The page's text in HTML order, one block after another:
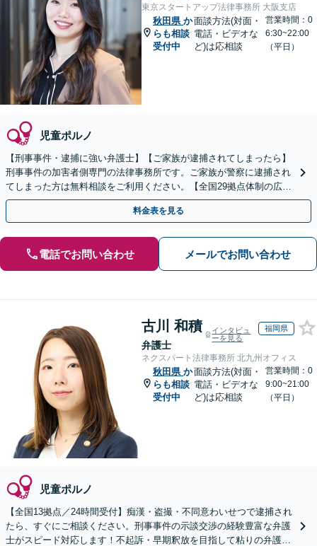
東京スタートアップ法律事務所 大阪支店
秋田県 か
らも相談
受付中
面談方法(対面・
電話・ビデオな
ど)は応相談
営業時間：0
6:30~22:00
（平日）
児童ポルノ
【刑事事件・逮捕に強い弁護士】【ご家族が逮捕されてしまったら】
刑事事件の加害者側専門の法律事務所です。ご家族が警察に逮捕され
てしまった方は無料相談をご利用ください。【全国29拠点体制の広域
対応】【弁護士待機中/当日中の電話相談可(予約制)】
料金表を見る
電話でお問い合わせ メールでお問い合わせ
古川 和積
弁護士
インタビュ
ーを見る
福岡県
ネクスパート法律事務所 北九州オフィス
秋田県 か
らも相談
受付中
面談方法(対面・
電話・ビデオな
ど)は応相談
営業時間：0
9:00~21:00
（平日）
児童ポルノ
【全国13拠点／24時間受付】痴漢・盗撮・不同意わいせつで逮捕され
たら、すぐにご相談ください。刑事事件の示談交渉の経験豊富な弁護
士がスピード対応します！不起訴・早期釈放を目指して粘りの弁護活